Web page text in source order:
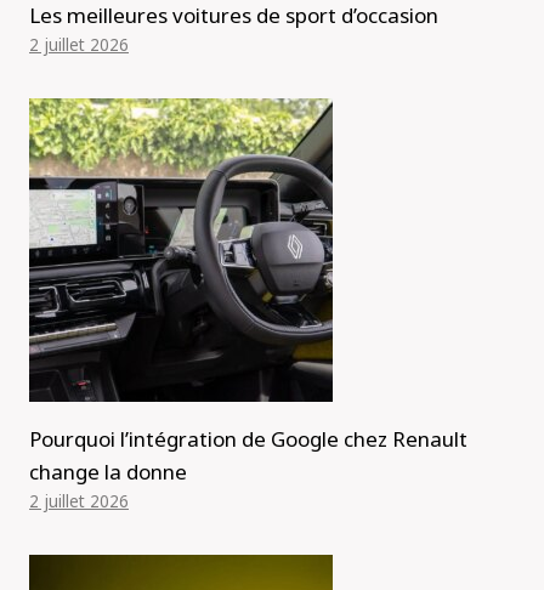
Les meilleures voitures de sport d’occasion
2 juillet 2026
Pourquoi l’intégration de Google chez Renault
change la donne
2 juillet 2026